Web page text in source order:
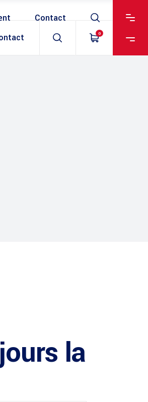
0
Contact
la